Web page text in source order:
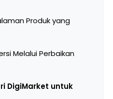
Produk yang
Melalui Perbaikan
DigiMarket untuk